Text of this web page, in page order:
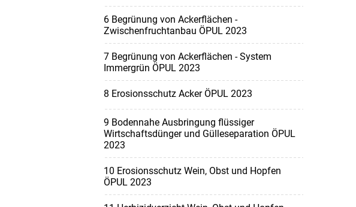
6 Begrünung von Ackerflächen -
Zwischenfruchtanbau ÖPUL 2023
7 Begrünung von Ackerflächen - System
Immergrün ÖPUL 2023
8 Erosionsschutz Acker ÖPUL 2023
9 Bodennahe Ausbringung flüssiger
Wirtschaftsdünger und Gülleseparation ÖPUL
2023
10 Erosionsschutz Wein, Obst und Hopfen
ÖPUL 2023